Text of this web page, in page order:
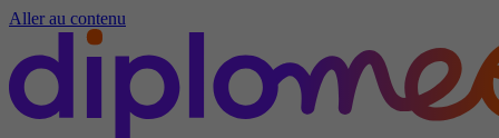
Aller au contenu